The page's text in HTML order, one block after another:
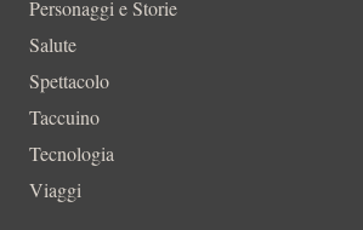
Personaggi e Storie
Salute
Spettacolo
Taccuino
Tecnologia
Viaggi